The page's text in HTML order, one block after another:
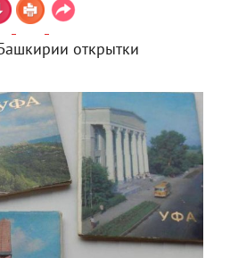
открытки